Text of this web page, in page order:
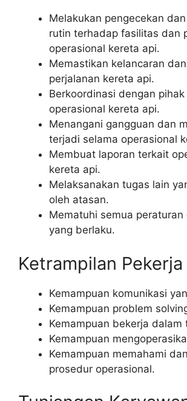
Melakukan pengecekan
rutin terhadap fasilitas dan
operasional kereta api.
Memastikan kelancaran
perjalanan kereta api.
Berkoordinasi dengan
operasional kereta api.
Menangani gangguan dan
terjadi selama operasional
Membuat laporan terkait
kereta api.
Melaksanakan tugas lain
oleh atasan.
Mematuhi semua
yang berlaku.
Ketrampilan Pekerja
Kemampuan komunikasi
Kemampuan problem
Kemampuan bekerja dalam
Kemampuan
Kemampuan memahami
prosedur operasional.